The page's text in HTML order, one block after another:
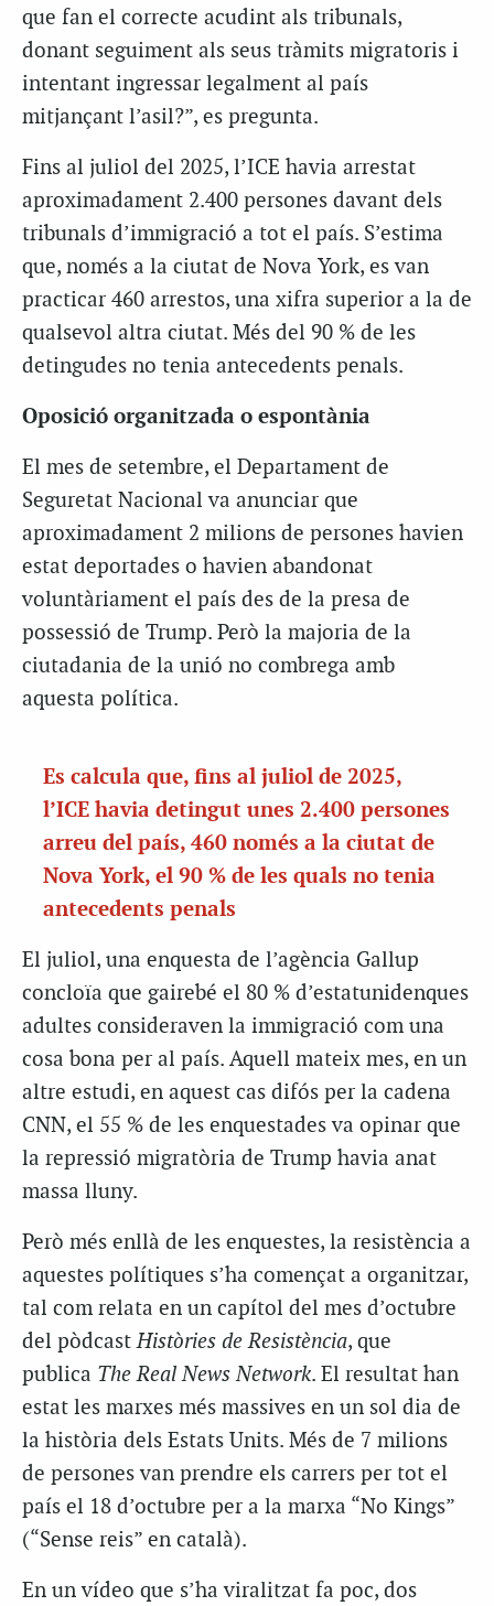
que fan el correcte acudint als tribunals,
donant seguiment als seus tràmits migratoris i
intentant ingressar legalment al país
mitjançant l’asil?”, es pregunta.
Fins al juliol del 2025, l’ICE havia arrestat
aproximadament 2.400 persones davant dels
tribunals d’immigració a tot el país. S’estima
que, només a la ciutat de Nova York, es van
practicar 460 arrestos, una xifra superior a la de
qualsevol altra ciutat. Més del 90 % de les
detingudes no tenia antecedents penals.
Oposició organitzada o espontània
El mes de setembre, el Departament de
Seguretat Nacional va anunciar que
aproximadament 2 milions de persones havien
estat deportades o havien abandonat
voluntàriament el país des de la presa de
possessió de Trump. Però la majoria de la
ciutadania de la unió no combrega amb
aquesta política.
Es calcula que, fins al juliol de 2025,
l’ICE havia detingut unes 2.400 persones
arreu del país, 460 només a la ciutat de
Nova York, el 90 % de les quals no tenia
antecedents penals
El juliol, una enquesta de l’agència Gallup
concloïa que gairebé el 80 % d’estatunidenques
adultes consideraven la immigració com una
cosa bona per al país. Aquell mateix mes, en un
altre estudi, en aquest cas difós per la cadena
CNN, el 55 % de les enquestades va opinar que
la repressió migratòria de Trump havia anat
massa lluny.
Però més enllà de les enquestes, la resistència a
aquestes polítiques s’ha començat a organitzar,
tal com relata en un capítol del mes d’octubre
del pòdcastHistòries de Resistència, que
publica The Real News Network. El resultat han
estat les marxes més massives en un sol dia de
la història dels Estats Units. Més de 7 milions
de persones van prendre els carrers per tot el
país el 18 d’octubre per a la marxa “No Kings”
(“Sense reis” en català).
En un vídeo que s’ha viralitzat fa poc, dos